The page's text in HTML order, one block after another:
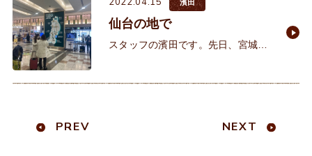
年にイクリアにパンフレット請求か
らこの土地に決定するまでに長
濱田
仙台の地で
スタッフの濱田です。先日、宮城県
PREV NEXT